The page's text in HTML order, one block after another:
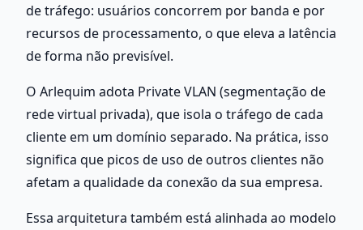
de tráfego: usuários concorrem por banda e por
recursos de processamento, o que eleva a latência
de forma não previsível.
O Arlequim adota Private VLAN (segmentação de
rede virtual privada), que isola o tráfego de cada
cliente em um domínio separado. Na prática, isso
significa que picos de uso de outros clientes não
afetam a qualidade da conexão da sua empresa.
Essa arquitetura também está alinhada ao modelo